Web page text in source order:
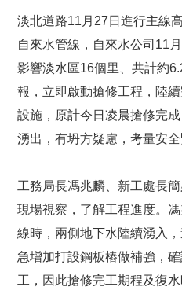
淡北道路11月27日進行主線
自來水管線，自來水公司11
影響淡水區16個里、共計約
報，立即啟動搶修工程，陸
設施，原計今日凌晨搶修完
湧出，有坍方疑慮，考量安全
工務局長馮兆麟、新工處長
現場視察，了解工程進度。
線時，兩側地下水陸續湧入
急增加打設鋼板樁做補強，
工，因此搶修完工期程及復水